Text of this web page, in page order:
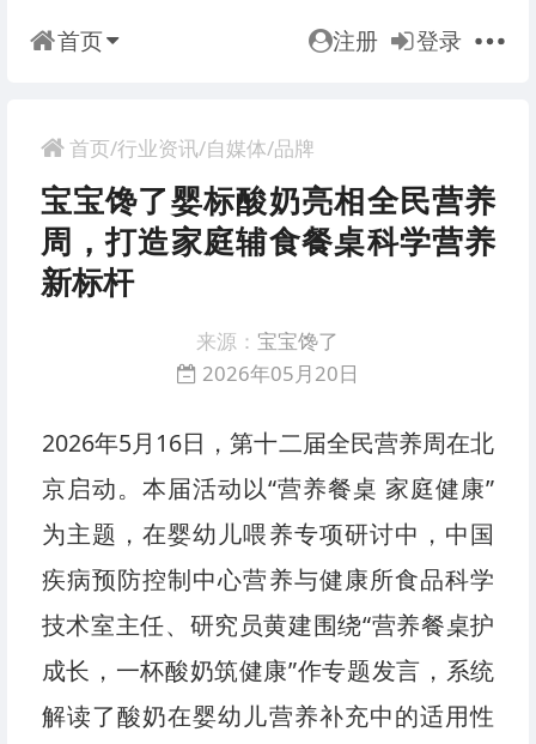
首页 注册 登录
首页/行业资讯/自媒体/品牌
宝宝馋了婴标酸奶亮相全民营养
周
打造家庭辅食餐桌科学营养
新标杆
来源： 宝宝馋了
2026年05月20日
2026年5月16日，第十二届全民营养周在北
京启动。本届活动以“营养餐桌 家庭健康”
为主题，在婴幼儿喂养专项研讨中，中国
疾病预防控制中心营养与健康所食品科学
技术室主任、研究员黄建围绕“营养餐桌护
成长，一杯酸奶筑健康”作专题发言，系统
解读了酸奶在婴幼儿营养补充中的适用性